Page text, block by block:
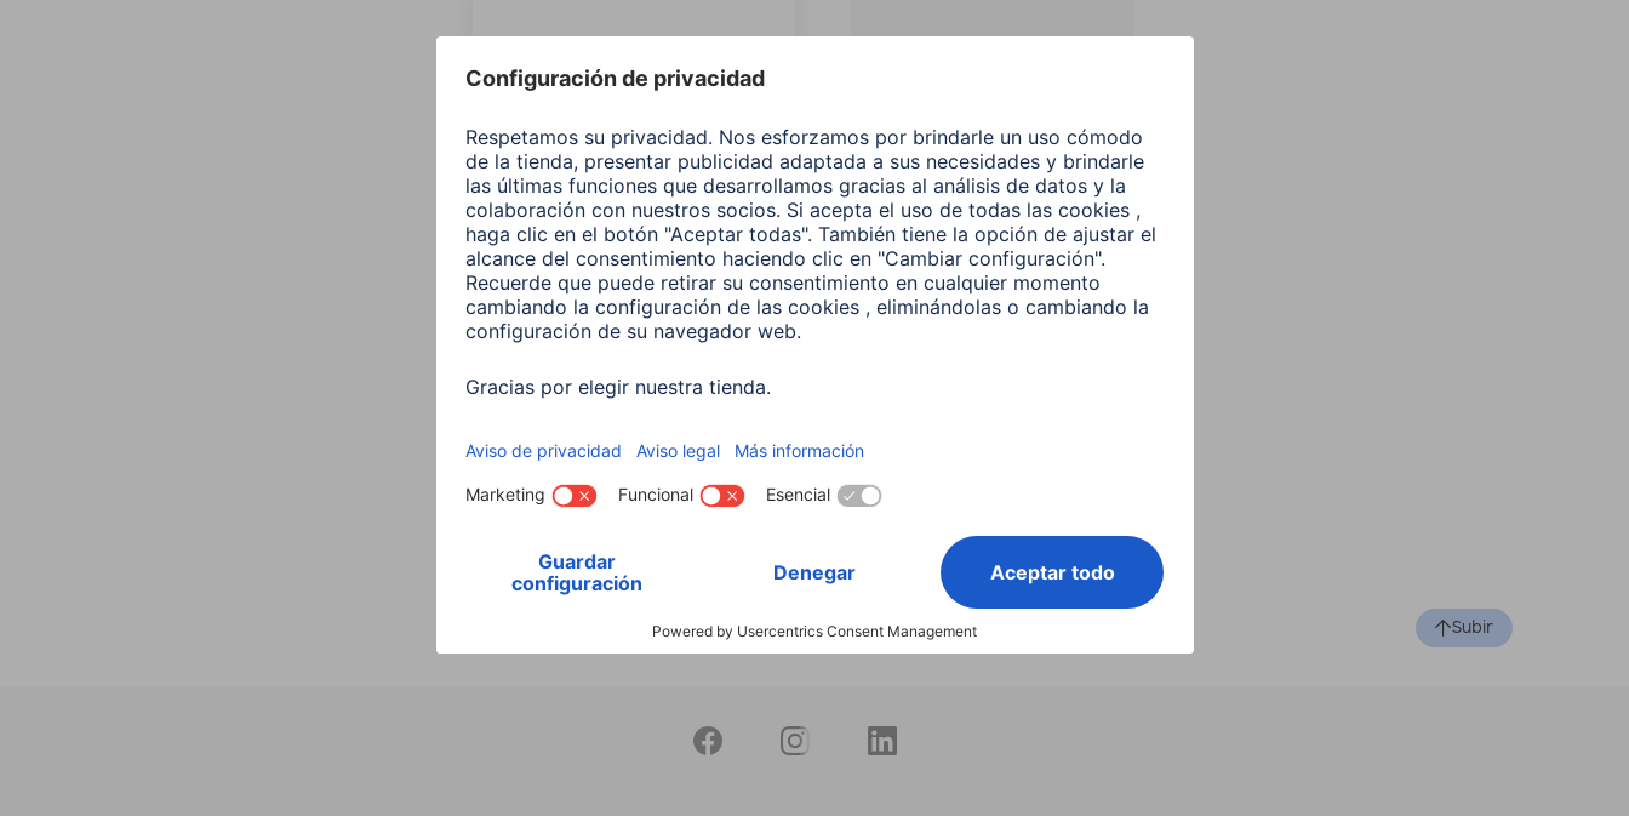
Hama Lámpara LED WLAN
,E14, 5,5 W, RGBW, Regulable,
Vela, Para control por voz
¿No
producto que
buscas?
Buscar entre todos
nuestros
productos
Subir